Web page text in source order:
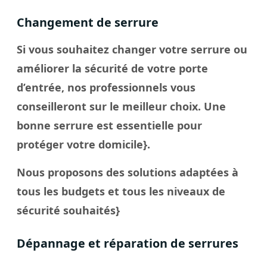
Changement de serrure
Si vous souhaitez changer votre serrure ou
améliorer la sécurité de votre porte
d’entrée, nos professionnels vous
conseilleront sur le meilleur choix. Une
bonne serrure est essentielle pour
protéger votre domicile}.
Nous proposons des solutions adaptées à
tous les budgets et tous les niveaux de
sécurité souhaités}
Dépannage et réparation de serrures